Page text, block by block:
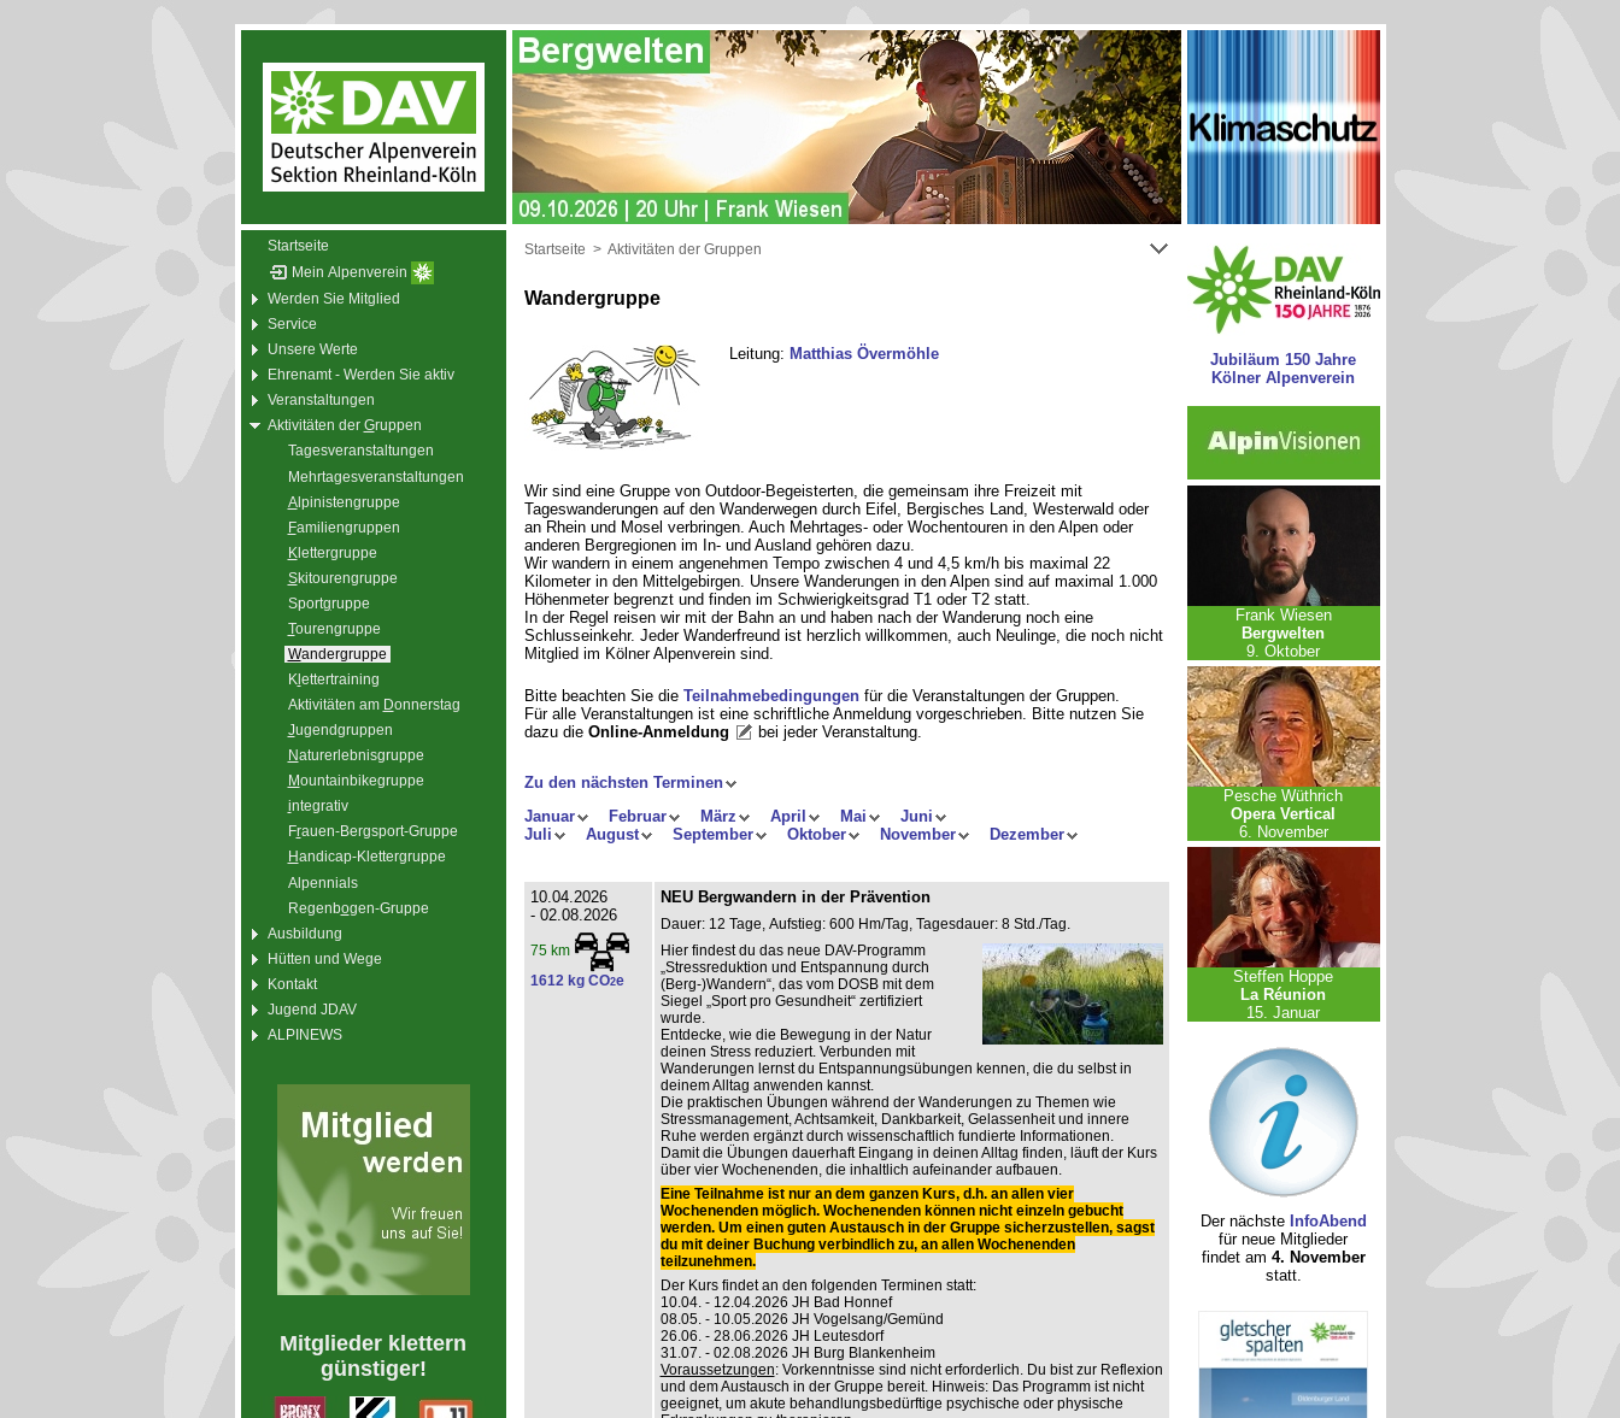
Startseite
Mein Alpenverein
Werden Sie Mitglied
Service
Unsere Werte
Ehrenamt - Werden Sie aktiv
Veranstaltungen
Aktivitäten der Gruppen
Tagesveranstaltungen
Mehrtagesveranstaltungen
Alpinistengruppe
Familiengruppen
Klettergruppe
Skitourengruppe
Sportgruppe
Tourengruppe
Wandergruppe
Kl ettertraining
Aktivitäten am Donnerstag
Jugendgruppen
Naturerlebnisgruppe
Mountainbikegruppe
integrativ
Frauen-Bergsport-Gruppe
Handicap-Klettergruppe
Alpennials
Regenbogen-Gruppe
Ausbildung
Hütten und Wege
Kontakt
Jugend JDAV
ALPINEWS
Mitglieder klettern
günstiger!
Startseite > Aktivitäten der Gruppen
Wandergruppe
Leitung: Matthias Övermöhle
Wir sind eine Gruppe von Outdoor-Begeisterten, die gemeinsam ihre Freizeit mit
Tageswanderungen auf den Wanderwegen durch Eifel, Bergisches Land, Westerwald oder
an Rhein und Mosel verbringen. Auch Mehrtages- oder Wochentouren in den Alpen oder
anderen Bergregionen im In- und Ausland gehören dazu.
Wir wandern in einem angenehmen Tempo zwischen 4 und 4,5 km/h bis maximal 22
Kilometer in den Mittelgebirgen. Unsere Wanderungen in den Alpen sind auf maximal 1.000
Höhenmeter begrenzt und finden im Schwierigkeitsgrad T1 oder T2 statt.
In der Regel reisen wir mit der Bahn an und haben nach der Wanderung noch eine
Schlusseinkehr. Jeder Wanderfreund ist herzlich willkommen, auch Neulinge, die noch nicht
Mitglied im Kölner Alpenverein sind.
Bitte beachten Sie die Teilnahmebedingungenfür die Veranstaltungen der Gruppen.
Für alle Veranstaltungen ist eine schriftliche Anmeldung vorgeschrieben. Bitte nutzen Sie
dazu die Online-Anmeldung bei jeder Veranstaltung.
Zu den nächsten Terminen
Januar
Februar März April Mai
Juni
Juli
August September Oktober November Dezember
10.04.2026
- 02.08.2026
75 km
1612 kg CO2e
NEU Bergwandern in der Prävention
Dauer: 12 Tage, Aufstieg: 600 Hm/Tag, Tagesdauer: 8 Std./Tag.
Hier findest du das neue DAV-Programm
„Stressreduktion und Entspannung durch
(Berg-)Wandern“, das vom DOSB mit dem
Siegel „Sport pro Gesundheit“ zertifiziert
wurde.
Entdecke, wie die Bewegung in der Natur
deinen Stress reduziert. Verbunden mit
Wanderungen lernst du Entspannungsübungen kennen, die du selbst in
deinem Alltag anwenden kannst.
Die praktischen Übungen während der Wanderungen zu Themen wie
Stressmanagement, Achtsamkeit, Dankbarkeit, Gelassenheit und innere
Ruhe werden ergänzt durch wissenschaftlich fundierte Informationen.
Damit die Übungen dauerhaft Eingang in deinen Alltag finden, läuft der Kurs
über vier Wochenenden, die inhaltlich aufeinander aufbauen.
Eine Teilnahme ist nur an dem ganzen Kurs, d.h. an allen vier
Wochenenden möglich. Wochenenden können nicht einzeln gebucht
werden. Um einen guten Austausch in der Gruppe sicherzustellen, sagst
du mit deiner Buchung verbindlich zu, an allen Wochenenden
teilzunehmen.
Der Kurs findet an den folgenden Terminen statt:
10.04. - 12.04.2026 JH Bad Honnef
08.05. - 10.05.2026 JH Vogelsang/Gemünd
26.06. - 28.06.2026 JH Leutesdorf
31.07. - 02.08.2026 JH Burg Blankenheim
Voraussetzungen: Vorkenntnisse sind nicht erforderlich. Du bist zur Reflexion
und dem Austausch in der Gruppe bereit. Hinweis: Das Programm ist nicht
geeignet, um akute behandlungsbedürftige psychische oder physische
Jubiläum 150 Jahre
Kölner Alpenverein
Frank Wiesen
Bergwelten
9. Oktober
Pesche Wüthrich
Opera Vertical
6. November
Steffen Hoppe
La Réunion
15. Januar
Der nächste InfoAbend
für neue Mitglieder
findet am 4. November
statt.